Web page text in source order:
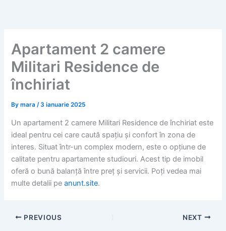
Apartament 2 camere
Militari Residence de
închiriat
Bymara/3 ianuarie 2025
Un apartament 2 camere Militari Residence de închiriat este
ideal pentru cei care caută spațiu și confort în zona de
interes. Situat într-un complex modern, este o opțiune de
calitate pentru apartamente studiouri. Acest tip de imobil
oferă o bună balanță între preț și servicii. Poți vedea mai
multe detalii peanunt.site.
PREVIOUS NEXT